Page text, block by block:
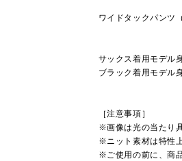
ワイドタックパンツ
サックス着用モデル
ブラック着用モデル
［注意事項］
※画像は光の当たり
※ニット素材は特性
※ご使用の前に、商